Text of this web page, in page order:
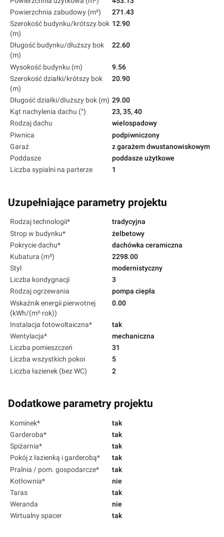
Powierzchnia zabudowy (m²)
271.43
Szerokość budynku/krótszy bok
(m)
12.90
Długość budynku/dłuższy bok
(m)
22.60
Wysokość budynku (m)
9.56
Szerokość działki/krótszy bok
(m)
20.90
Długość działki/dłuższy bok (m) 29.00
Kąt nachylenia dachu (°)
23, 35, 40
Rodzaj dachu
wielospadowy
Piwnica
podpiwniczony
Garaż
z garażem dwustanowiskowym
Poddasze
poddasze użytkowe
Liczba sypialni na parterze
1
Uzupełniające parametry projektu
Rodzaj technologii*
tradycyjna
Strop w budynku*
żelbetowy
Pokrycie dachu*
dachówka ceramiczna
Kubatura (m³)
2298.00
Styl
modernistyczny
Liczba kondygnacji
3
Rodzaj ogrzewania
pompa ciepła
Wskaźnik energii pierwotnej
(kWh/(m²·rok))
0.00
Instalacja fotowoltaiczna*
tak
Wentylacja*
mechaniczna
Liczba pomieszczeń
31
Liczba wszystkich pokoi
5
Liczba łazienek (bez WC)
2
Dodatkowe parametry projektu
Kominek*
tak
Garderoba*
tak
Spiżarnia*
tak
Pokój z łazienką i garderobą*
tak
Pralnia / pom. gospodarcze*
tak
Kotłownia*
nie
Taras
tak
Weranda
nie
Wirtualny spacer
tak